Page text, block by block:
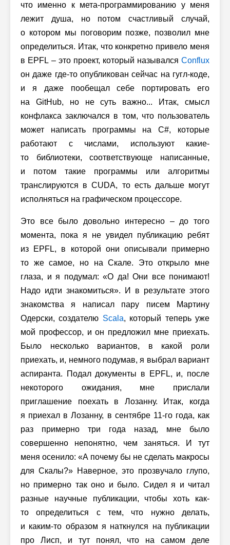
что именно к мета-программированию у меня
лежит душа, но потом счастливый случай,
о котором мы поговорим позже, позволил мне
определиться. Итак, что конкретно привело меня
в EPFL – это проект, который назывался Conflux
он даже где-то опубликован сейчас на гугл-коде,
и я даже пообещал себе портировать его
на GitHub, но не суть важно... Итак, смысл
конфлакса заключался в том, что пользователь
может написать программы на C#, которые
работают с числами, используют какие-
то библиотеки, соответствующе написанные,
и потом такие программы или алгоритмы
транслируются в CUDA, то есть дальше могут
исполняться на графическом процессоре.
Это все было довольно интересно – до того
момента, пока я не увидел публикацию ребят
из EPFL, в которой они описывали примерно
то же самое, но на Скале. Это открыло мне
глаза, и я подумал: «О да! Они все понимают!
Надо идти знакомиться». И в результате этого
знакомства я написал пару писем Мартину
Одерски, создателю Scala, который теперь уже
мой профессор, и он предложил мне приехать.
Было несколько вариантов, в какой роли
приехать, и, немного подумав, я выбрал вариант
аспиранта. Подал документы в EPFL, и, после
некоторого ожидания, мне прислали
приглашение поехать в Лозанну. Итак, когда
я приехал в Лозанну, в сентябре 11-гогода, как
раз примерно три года назад, мне было
совершенно непонятно, чем заняться. И тут
меня осенило: «А почему бы не сделать макросы
для Скалы?» Наверное, это прозвучало глупо,
но примерно так оно и было. Сидел я и читал
разные научные публикации, чтобы хоть как-
то определиться с тем, что нужно делать,
и каким-то образом я наткнулся на публикации
про Лисп, и тут понял, что на самом деле